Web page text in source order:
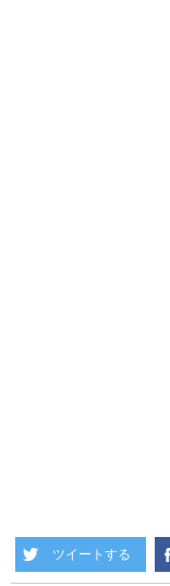
ツイートする